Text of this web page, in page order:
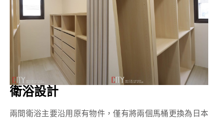
衛浴設計
兩間衛浴主要沿用原有物件，僅有將兩個馬桶更換為日本